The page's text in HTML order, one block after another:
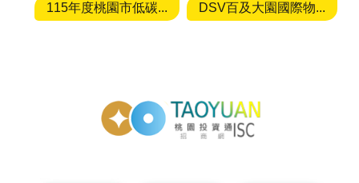
115年度桃園市低碳... DSV百及大園國際物...
投資通招商網